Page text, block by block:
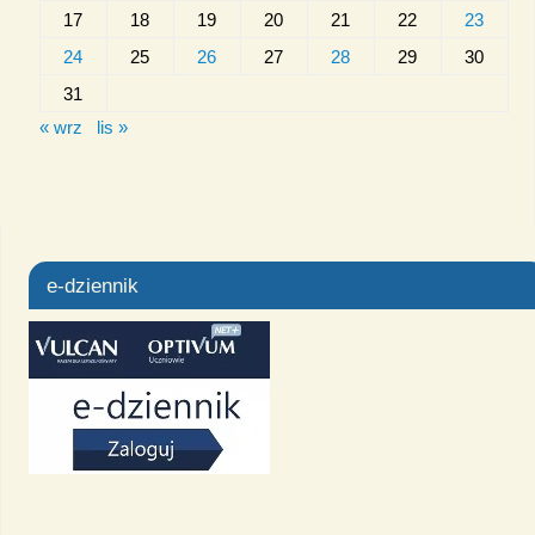
17
18 19 20 21 22
23
24
25 26 27 28 29
30
31
« wrz
lis »
e-dziennik